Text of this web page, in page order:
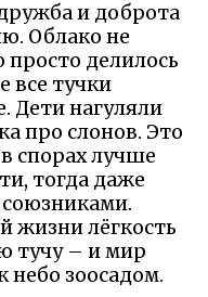
и доброта
Облако не
просто делилось
все тучки
Дети нагуляли
про слонов. Это
спорах лучше
тогда даже
жизни лёгкость
тучу – и мир
небо зоосадом.